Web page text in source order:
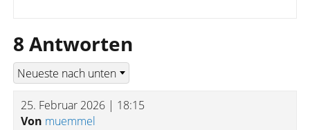
8 Antworten
25. Februar 2026 | 18:15
Von muemmel